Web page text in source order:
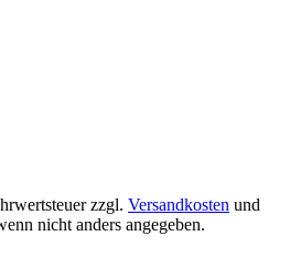
zzgl. Versandkosten und
nicht anders angegeben.